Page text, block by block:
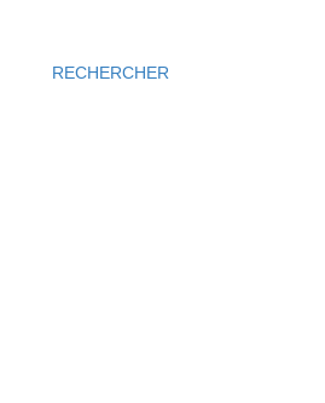
RECHERCHER